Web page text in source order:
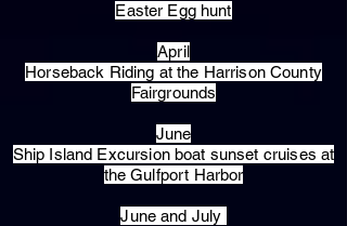
Easter Egg hunt
April
Horseback Riding at the Harrison County
Fairgrounds
June
Ship Island Excursion boat sunset cruises at
the Gulfport Harbor
June and July